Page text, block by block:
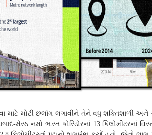
માટે મોટી છલાંગ લગાવીને તેને વધુ શક્તિશાળી
-મેરઠ નમો ભારત કોરિડોરનાં 13 કિલોમીટરનાં